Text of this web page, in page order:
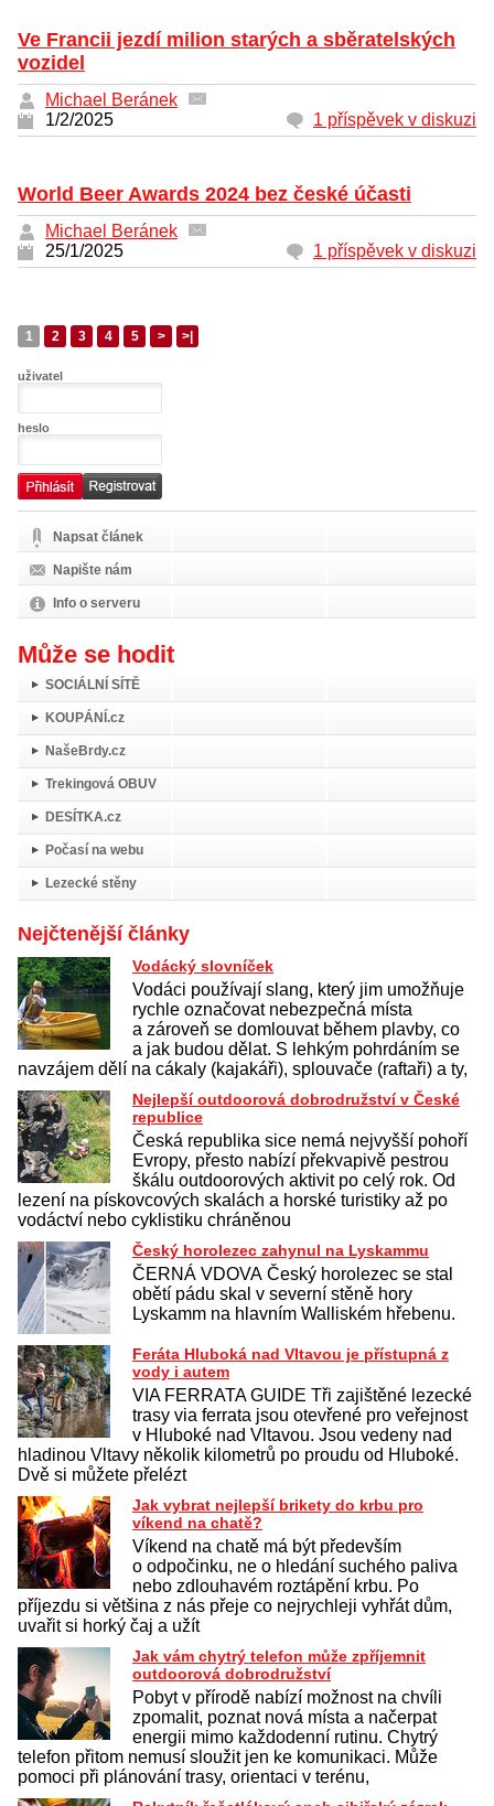
Ve Francii jezdí milion starých a sběratelských
vozidel
Michael Beránek
1/2/2025
1 příspěvek v diskuzi
World Beer Awards 2024 bez české účasti
Michael Beránek
25/1/2025
1 příspěvek v diskuzi
1 2 3 4 5 > >|
uživatel
heslo
Napsat článek
Napište nám
Info o serveru
Může se hodit
SOCIÁLNÍ SÍTĚ
KOUPÁNÍ.cz
NašeBrdy.cz
Trekingová OBUV
DESÍTKA.cz
Počasí na webu
Lezecké stěny
Nejčtenější články
Vodácký slovníček
Vodáci používají slang, který jim umožňuje
rychle označovat nebezpečná místa
a zároveň se domlouvat během plavby, co
a jak budou dělat. S lehkým pohrdáním se
navzájem dělí na cákaly (kajakáři), splouvače (raftaři) a ty,
Nejlepší outdoorová dobrodružství v České
republice
Česká republika sice nemá nejvyšší pohoří
Evropy, přesto nabízí překvapivě pestrou
škálu outdoorových aktivit po celý rok. Od
lezení na pískovcových skalách a horské turistiky až po
vodáctví nebo cyklistiku chráněnou
Český horolezec zahynul na Lyskammu
ČERNÁ VDOVA Český horolezec se stal
obětí pádu skal v severní stěně hory
Lyskamm na hlavním Walliském hřebenu.
Feráta Hluboká nad Vltavou je přístupná z
vody i autem
VIA FERRATA GUIDE Tři zajištěné lezecké
trasy via ferrata jsou otevřené pro veřejnost
v Hluboké nad Vltavou. Jsou vedeny nad
hladinou Vltavy několik kilometrů po proudu od Hluboké.
Dvě si můžete přelézt
Jak vybrat nejlepší brikety do krbu pro
víkend na chatě?
Víkend na chatě má být především
o odpočinku, ne o hledání suchého paliva
nebo zdlouhavém roztápění krbu. Po
příjezdu si většina z nás přeje co nejrychleji vyhřát dům,
uvařit si horký čaj a užít
Jak vám chytrý telefon může zpříjemnit
outdoorová dobrodružství
Pobyt v přírodě nabízí možnost na chvíli
zpomalit, poznat nová místa a načerpat
energii mimo každodenní rutinu. Chytrý
telefon přitom nemusí sloužit jen ke komunikaci. Může
pomoci při plánování trasy, orientaci v terénu,